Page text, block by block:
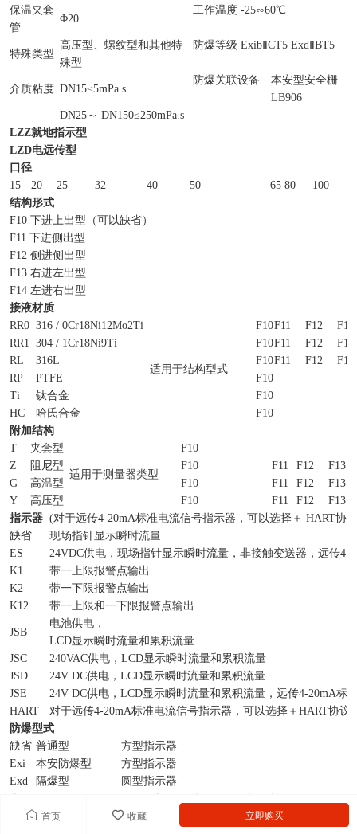
首页 收藏 立即购买
保温夹套
管
Φ20
工作温度 -25∽60℃
特殊类型
高压型、螺纹型和其他特
殊型
防爆等级 ExibⅡCT5 ExdⅡBT5
介质粘度 DN15≤5mPa.s
防爆关联设备
本安型安全栅
LB906
DN25～ DN150≤250mPa.s
LZZ就地指示型
LZD电远传型
口径
15
20 25 32 40 50 65 80 100
结构形式
F10 下进上出型（可以缺省）
F11 下进侧出型
F12 侧进侧出型
F13 右进左出型
F14 左进右出型
接液材质
RR0 316 / 0Cr18Ni12Mo2Ti
适用于结构型式
F10F11 F12
F13
RR1 304 / 1Cr18Ni9Ti F10F11 F12
F13
RL
316L F10F11 F12
F13
RP
PTFE
F10
Ti
钛合金
F10
HC
哈氏合金
F10
附加结构
T
夹套型
适用于测量器类型
F10
Z
阻尼型 F10 F11 F12
F13
G
高温型 F10 F11 F12
F13
Y
高压型 F10 F11 F12
F13
指示器 (对于远传4-20mA标准电流信号指示器，可以选择＋ HART协
现场指针显示瞬时流量
24VDC供电，现场指针显示瞬时流量，非接触变送器，远传4-
带一上限报警点输出
带一下限报警点输出
带一上限和一下限报警点输出
缺省
ES
K1
K2
K12
JSB
电池供电，
LCD显示瞬时流量和累积流量
JSC
240VAC供电，LCD显示瞬时流量和累积流量
24V DC供电，LCD显示瞬时流量和累积流量
24V DC供电，LCD显示瞬时流量和累积流量，远传4-20mA标
对于远传4-20mA标准电流信号指示器，可以选择＋HART协议
JSD
JSE
HART
防爆型式
缺省 普通型
方型指示器
Exi
本安防爆型
方型指示器
Exd
隔爆型 圆型指示器
举例：LZ□-□ □ □ □ □ □ □注：无选择项可以缺省。 LZ D-15
/F10/RR0/T/ES/HART/Exi